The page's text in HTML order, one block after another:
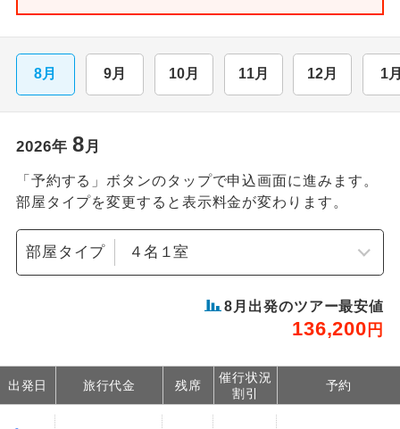
8月 9月 10月 11月 12月 1
2026年 8月
「予約する」ボタンのタップで申込画面に進みます。
部屋タイプを変更すると表示料金が変わります。
部屋タイプ
8 月出発のツアー最安値
136,200 円
出発日 旅行代金 残席
催行状況
割引
予約